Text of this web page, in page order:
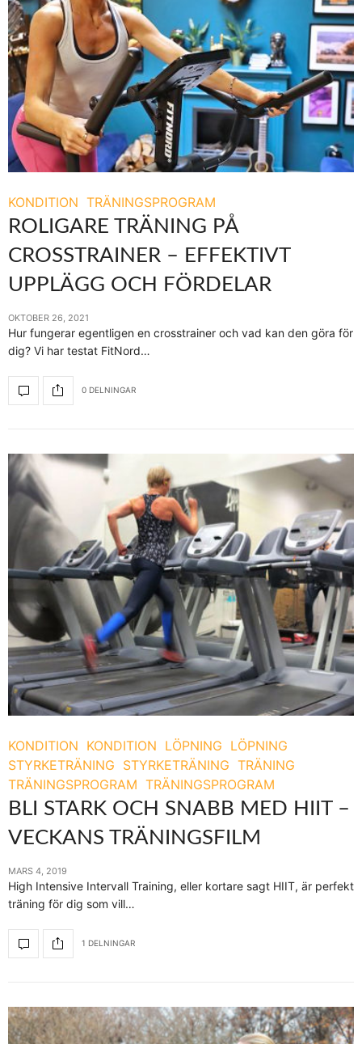
KONDITION TRÄNINGSPROGRAM
ROLIGARE TRÄNING PÅ
CROSSTRAINER – EFFEKTIVT
UPPLÄGG OCH FÖRDELAR
OKTOBER 26, 2021
Hur fungerar egentligen en crosstrainer och vad kan den göra för
dig? Vi har testat FitNord…
0 DELNINGAR
KONDITION KONDITION LÖPNING LÖPNING
STYRKETRÄNING STYRKETRÄNING TRÄNING
TRÄNINGSPROGRAM TRÄNINGSPROGRAM
BLI STARK OCH SNABB MED HIIT –
VECKANS TRÄNINGSFILM
MARS 4, 2019
High Intensive Intervall Training, eller kortare sagt HIIT, är perfekt
träning för dig som vill…
1 DELNINGAR